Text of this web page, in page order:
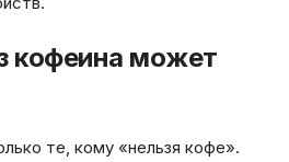
кофеина может
те, кому «нельзя кофе».